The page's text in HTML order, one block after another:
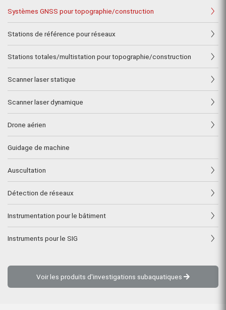
Systèmes GNSS pour topographie/construction
Stations de référence pour réseaux
Stations totales/multistation pour topographie/construction
Scanner laser statique
Scanner laser dynamique
Drone aérien
Guidage de machine
Auscultation
Détection de réseaux
Instrumentation pour le bâtiment
Instruments pour le SIG
Voir les produits d'investigations subaquatiques